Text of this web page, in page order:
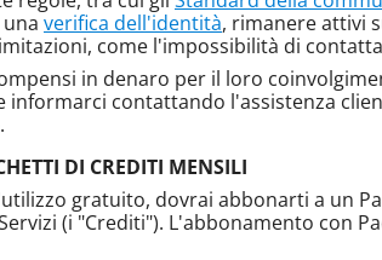
verifica dell'identità, rimanere attivi
come l'impossibilità di
in denaro per il loro
informarci contattando l'assistenza
DI CREDITI MENSILI
gratuito, dovrai abbonarti a un
(i "Crediti"). L'abbonamento con